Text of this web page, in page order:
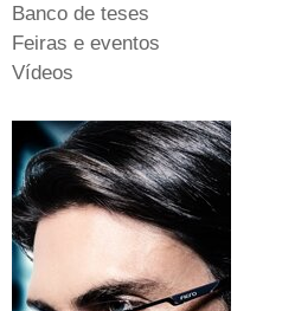
Banco de teses
Feiras e eventos
Vídeos